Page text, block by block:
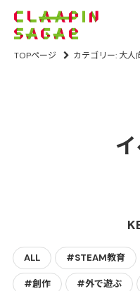
TOPページ カテゴリー: 大人
ALL #STEAM教育
#創作 #外で遊ぶ